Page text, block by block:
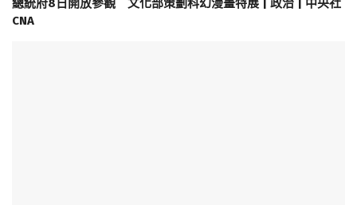
總統府8日開放參觀 文化部策劃科幻漫畫特展 | 政治 | 中央社
CNA